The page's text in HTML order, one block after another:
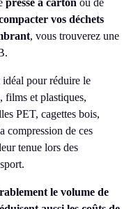
presse à carton ou de
vos déchets
, vous trouverez une
idéal pour réduire le
films et plastiques,
PET, cagettes bois,
compression de ces
tenue lors des
le volume de